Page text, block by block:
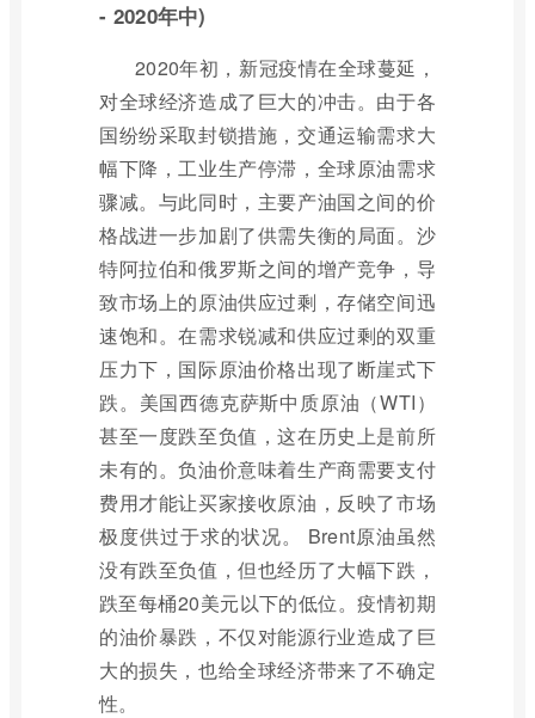
- 2020年中)
2020年初，新冠疫情在全球蔓延，
对全球经济造成了巨大的冲击。由于各
国纷纷采取封锁措施，交通运输需求大
幅下降，工业生产停滞，全球原油需求
骤减。与此同时，主要产油国之间的价
格战进一步加剧了供需失衡的局面。沙
特阿拉伯和俄罗斯之间的增产竞争，导
致市场上的原油供应过剩，存储空间迅
速饱和。在需求锐减和供应过剩的双重
压力下，国际原油价格出现了断崖式下
跌。美国西德克萨斯中质原油（WTI）
甚至一度跌至负值，这在历史上是前所
未有的。负油价意味着生产商需要支付
费用才能让买家接收原油，反映了市场
极度供过于求的状况。 Brent原油虽然
没有跌至负值，但也经历了大幅下跌，
跌至每桶20美元以下的低位。疫情初期
的油价暴跌，不仅对能源行业造成了巨
大的损失，也给全球经济带来了不确定
性。